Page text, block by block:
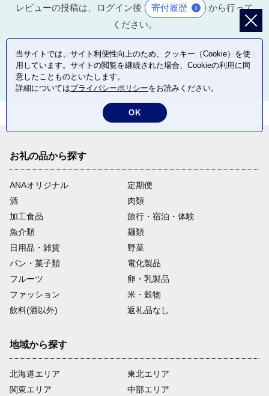
レビューの投稿は、ログイン後 寄付履歴
から行って
ください。
※レビューは、個人の主観による感想・体感によるもので、商品の効果や性
能を保証するものではありません。
お礼の品から探す
ANAオリジナル
定期便
酒
肉類
加工食品
旅行・宿泊・体験
魚介類
麺類
日用品・雑貨
野菜
パン・菓子類
電化製品
フルーツ
卵・乳製品
ファッション
米・穀物
飲料(酒以外)
返礼品なし
地域から探す
北海道エリア
関東エリア
東北エリア
中部エリア
当サイトでは、サイト利便性向上のため、クッキー（Cookie）を使
用しています。サイトの閲覧を継続された場合、Cookieの利用に同
意したことものといたします。
詳細についてはプライバシーポリシーをお読みください。
OK